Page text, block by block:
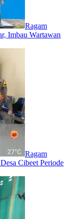
Ragam
Imbau Wartawan
Ragam
Cibeet Periode